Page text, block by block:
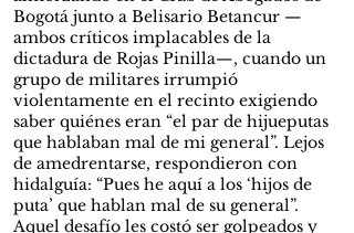
Bogotá junto a Belisario Betancur —
ambos críticos implacables de la
dictadura de Rojas Pinilla—, cuando un
grupo de militares irrumpió
violentamente en el recinto exigiendo
saber quiénes eran “el par de hijueputas
que hablaban mal de mi general”. Lejos
de amedrentarse, respondieron con
hidalguía: “Pues he aquí a los ‘hijos de
puta’ que hablan mal de su general”.
Aquel desafío les costó ser golpeados y